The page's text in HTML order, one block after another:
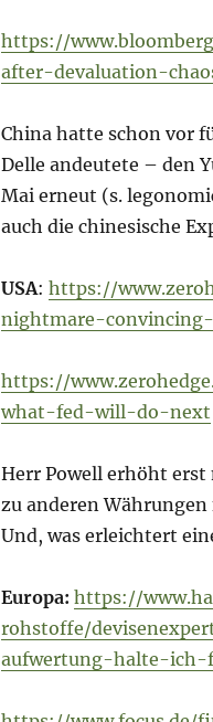
https://
after-devaluation-
China hatte schon vor
Delle andeutete – den
Mai erneut (s.
auch die chinesische
USA: https://
nightmare-
https://
what-fed-will-do-next
Herr Powell erhöht
zu anderen
Und, was erleichtert
Europa: https://
rohstoffe/
aufwertung-halte-